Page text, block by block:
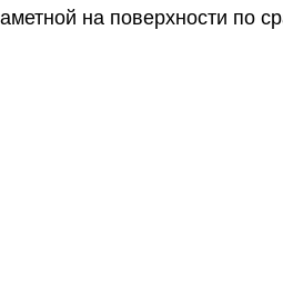
на поверхности по